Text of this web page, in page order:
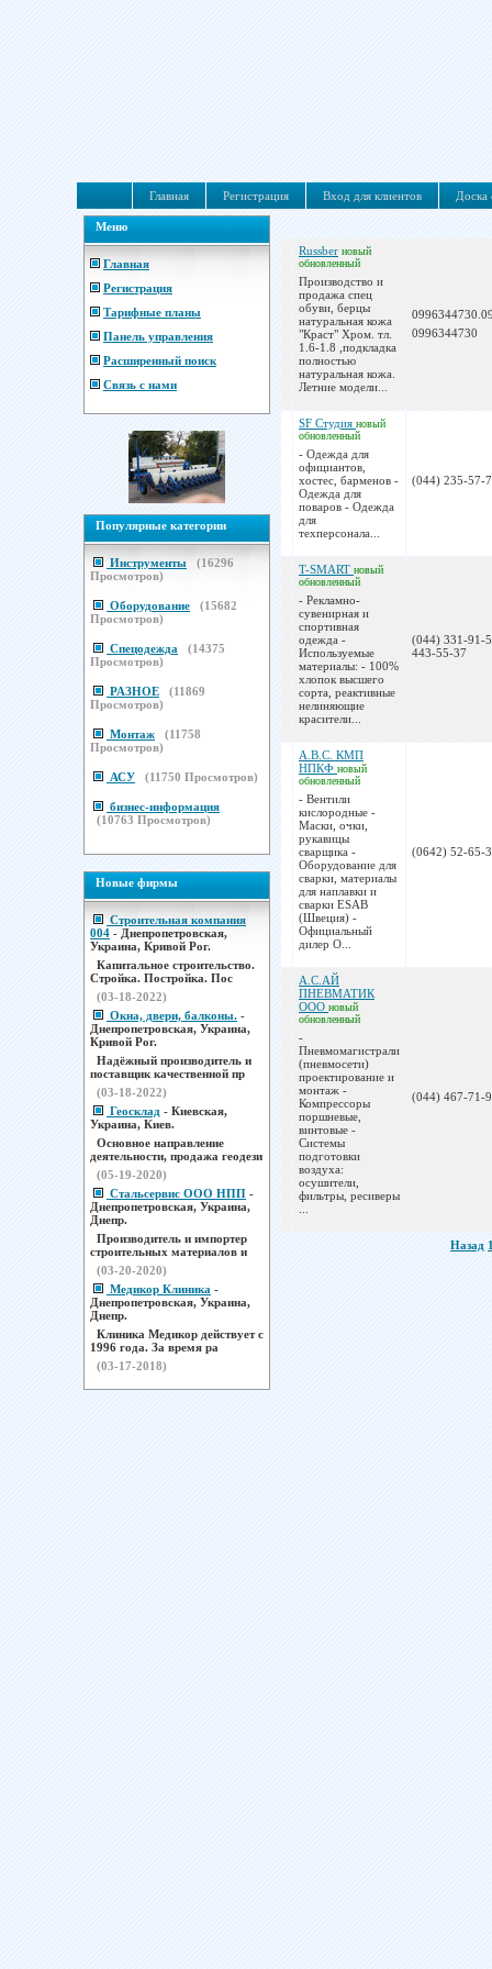
Главная Регистрация Вход для клиентов Доска
Меню
Главная
Регистрация
Тарифные планы
Панель управления
Расширенный поиск
Связь с нами
Популярные категории
Инструменты (16296
Просмотров)
Оборудование (15682
Просмотров)
Спецодежда (14375
Просмотров)
РАЗНОЕ (11869
Просмотров)
Монтаж (11758
Просмотров)
АСУ (11750 Просмотров)
бизнес-информация
(10763 Просмотров)
Новые фирмы
Строительная компания
004 - Днепропетровская,
Украина, Кривой Рог.
Капитальное строительство.
Стройка. Постройка. Пос
(03-18-2022)
Окна, двери, балконы. -
Днепропетровская, Украина,
Кривой Рог.
Надёжный производитель и
поставщик качественной пр
(03-18-2022)
Геосклад - Киевская,
Украина, Киев.
Основное направление
деятельности, продажа геодези
(05-19-2020)
Стальсервис ООО НПП -
Днепропетровская, Украина,
Днепр.
Производитель и импортер
строительных материалов и
(03-20-2020)
Медикор Клиника -
Днепропетровская, Украина,
Днепр.
Клиника Медикор действует с
1996 года. За время ра
(03-17-2018)
Russber новый
обновленный
Производство и
продажа спец
обуви, берцы
натуральная кожа
"Краст" Хром. тл.
1.6-1.8 ,подкладка
полностью
натуральная кожа.
Летние модели...
0996344730
SF Студия новый
обновленный
- Одежда для
официантов,
хостес, барменов -
Одежда для
поваров - Одежда
для
техперсонала...
(044) 235-57-
T-SMART новый
обновленный
- Рекламно-
сувенирная и
спортивная
одежда -
Используемые
материалы: - 100%
хлопок высшего
сорта, реактивные
нелиняющие
красители...
(044) 331-91-
443-55-37
А.В.С. КМП
НПКФ новый
обновленный
- Вентили
кислородные -
Маски, очки,
рукавицы
сварщика -
Оборудование для
сварки, материалы
для наплавки и
сварки ESAB
(Швеция) -
Официальный
дилер О...
(0642) 52-65-
А.С.АЙ
ПНЕВМАТИК
ООО новый
обновленный
-
Пневмомагистрали
(пневмосети)
проектирование и
монтаж -
Компрессоры
поршневые,
винтовые -
Системы
подготовки
воздуха:
осушители,
фильтры, ресиверы
(044) 467-71-
Назад